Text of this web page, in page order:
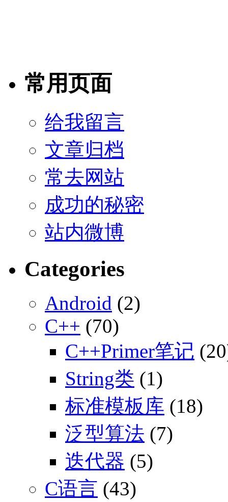
常用页面
给我留言
文章归档
常去网站
成功的秘密
站内微博
Categories
Android (2)
C++ (70)
C++Primer笔记
String类 (1)
标准模板库 (18)
泛型算法 (7)
迭代器 (5)
C语言 (43)